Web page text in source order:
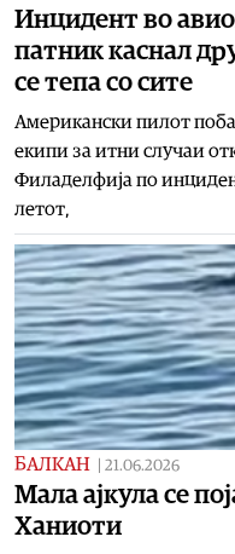
Инцидент во
патник каснал
се тепа со сите
Американски пилот
екипи за итни случаи
Филаделфија по
летот,
БАЛКАН 21.06.2026
Mала ајкула се
Ханиоти